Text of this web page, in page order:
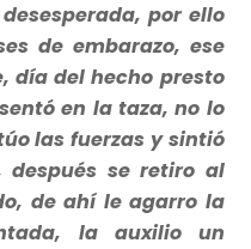
por ello
de embarazo, ese
día del hecho presto
en la taza, no lo
las fuerzas y sintió
se retiro al
de ahí le agarro la
la auxilio un